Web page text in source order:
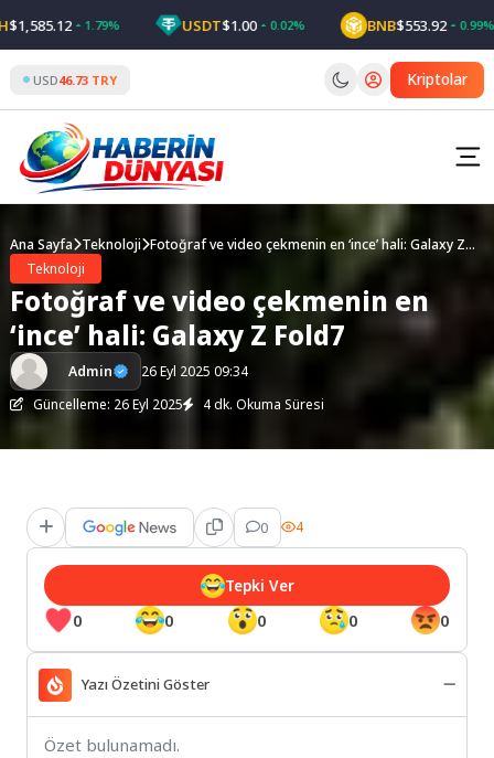
to
content
1.79% USDT$1.00 0.02% BNB$553.92 0.99%
USD46.73 TRY Kriptolar
Ana Sayfa Teknoloji Fotoğraf ve video çekmenin en ‘ince’ hali: Galaxy Z
Teknoloji
Fotoğraf ve video çekmenin en
‘ince’ hali: Galaxy Z Fold7
Admin
26 Eyl 2025 09:34
Güncelleme: 26 Eyl 2025
4 dk. Okuma Süresi
0 4
0 0 0 0 0
Tepki Ver
Yazı Özetini Göster
Özet bulunamadı.